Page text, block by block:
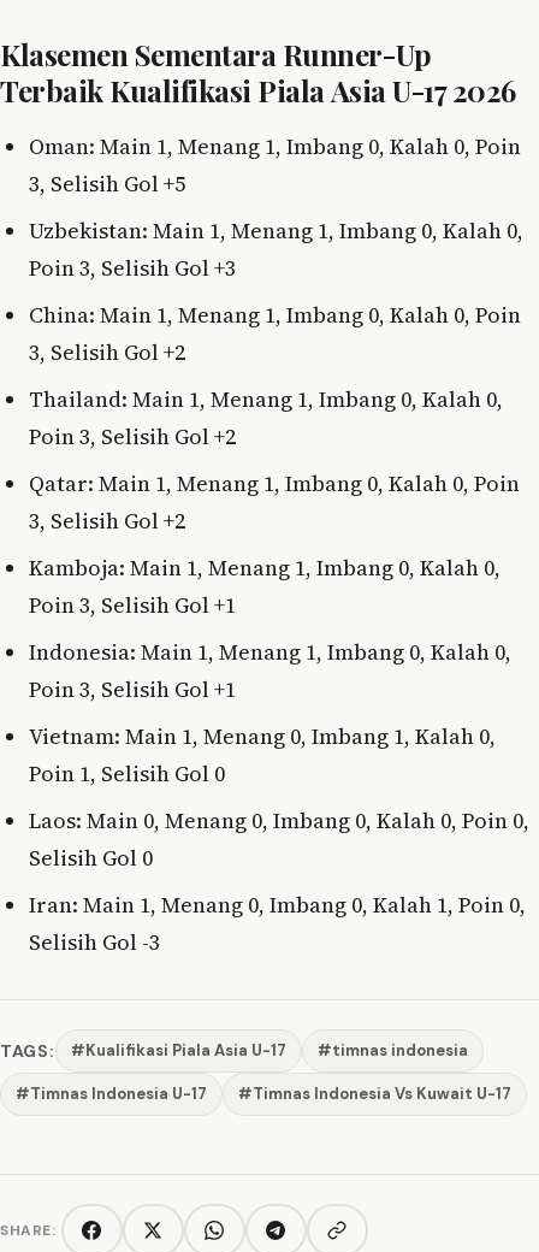
Klasemen Sementara Runner-Up
Terbaik Kualifikasi Piala Asia U-17 2026
Oman: Main 1, Menang 1, Imbang 0, Kalah 0, Poin
3, Selisih Gol +5
Uzbekistan: Main 1, Menang 1, Imbang 0, Kalah 0,
Poin 3, Selisih Gol +3
China: Main 1, Menang 1, Imbang 0, Kalah 0, Poin
3, Selisih Gol +2
Thailand: Main 1, Menang 1, Imbang 0, Kalah 0,
Poin 3, Selisih Gol +2
Qatar: Main 1, Menang 1, Imbang 0, Kalah 0, Poin
3, Selisih Gol +2
Kamboja: Main 1, Menang 1, Imbang 0, Kalah 0,
Poin 3, Selisih Gol +1
Indonesia: Main 1, Menang 1, Imbang 0, Kalah 0,
Poin 3, Selisih Gol +1
Vietnam: Main 1, Menang 0, Imbang 1, Kalah 0,
Poin 1, Selisih Gol 0
Laos: Main 0, Menang 0, Imbang 0, Kalah 0, Poin 0,
Selisih Gol 0
Iran: Main 1, Menang 0, Imbang 0, Kalah 1, Poin 0,
Selisih Gol -3
TAGS: #Kualifikasi Piala Asia U-17 #timnas indonesia
#Timnas Indonesia U-17 #Timnas Indonesia Vs Kuwait U-17
SHARE: FacebookTwitter/XWhatsAppTelegramCopy link